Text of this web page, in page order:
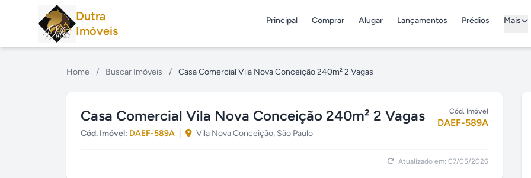
Dutra
Imóveis
Principal Comprar Alugar Lançamentos Prédios Mais
Home / Buscar Imóveis / Casa Comercial Vila Nova Conceição 240m² 2 Vagas
Casa Comercial Vila Nova Conceição 240m² 2 Vagas
Cód. Imóvel: DAEF-589A Vila Nova Conceição, São Paulo
Cód. Imóvel
DAEF-589A
Atualizado em: 07/05/2026